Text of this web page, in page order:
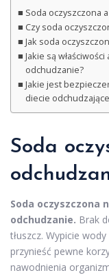
Soda oczyszczona
Czy soda
Jak soda
Jakie są
odchudzanie?
Jakie jest
diecie
Soda
Soda oczyszczona
odchudzanie. Brak
tłuszcz. Wypicie
przynieść pewne
nawodnienia